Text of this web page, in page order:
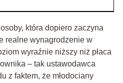
która dopiero zaczyna
realne wynagrodzenie w
wyraźnie niższy niż płaca
– tak ustawodawca
z faktem, że młodociany